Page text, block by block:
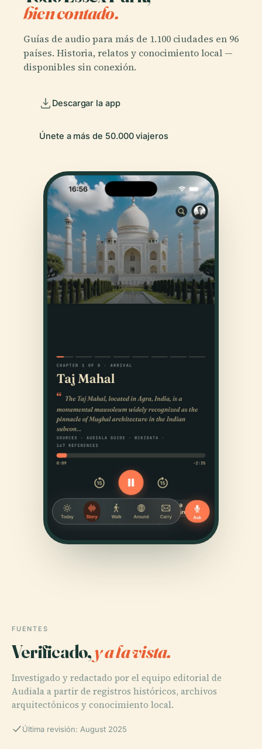
bien contado.
Guías de audio para más de 1.100 ciudades en 96
países. Historia, relatos y conocimiento local —
disponibles sin conexión.
Descargar la app
Únete a más de 50.000 viajeros
FUENTES
Verificado,y a la vista.
Investigado y redactado por el equipo editorial de
Audiala a partir de registros históricos, archivos
arquitectónicos y conocimiento local.
Última revisión: August 2025